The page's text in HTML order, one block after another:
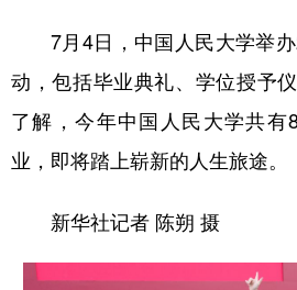
7月4日，中国人民大学举办
动，包括毕业典礼、学位授予
了解，今年中国人民大学共有
业，即将踏上崭新的人生旅途。
新华社记者 陈朔 摄